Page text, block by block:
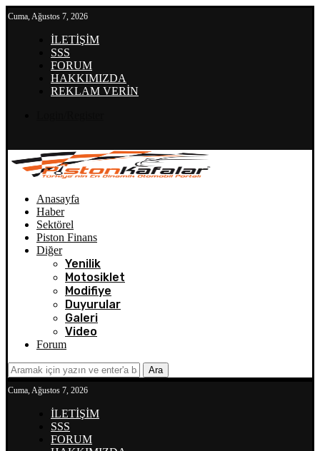
Cuma, Ağustos 7, 2026
İLETİŞİM
SSS
FORUM
HAKKIMIZDA
REKLAM VERİN
Anasayfa
Haber
Sektörel
Piston Finans
Diğer
Yenilik
Motosiklet
Modifiye
Duyurular
Galeri
Video
Forum
Ara
Cuma, Ağustos 7, 2026
İLETİŞİM
SSS
FORUM